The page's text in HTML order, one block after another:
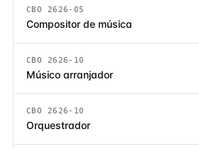
CBO 2626-05
Compositor de música
CBO 2626-10
Músico arranjador
CBO 2626-10
Orquestrador